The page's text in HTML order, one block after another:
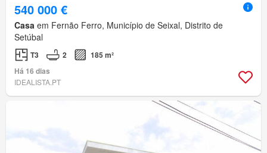
540 000 €
Casa em Fernão Ferro, Município de Seixal, Distrito de
Setúbal
T3 2
185 m²
Há 16 dias
IDEALISTA.PT